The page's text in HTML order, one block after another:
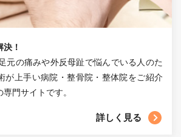
！
元の痛みや外反母趾で悩んでいる人のた
が上手い病院・整骨院・整体院をご紹介
門サイトです。
詳しく見る